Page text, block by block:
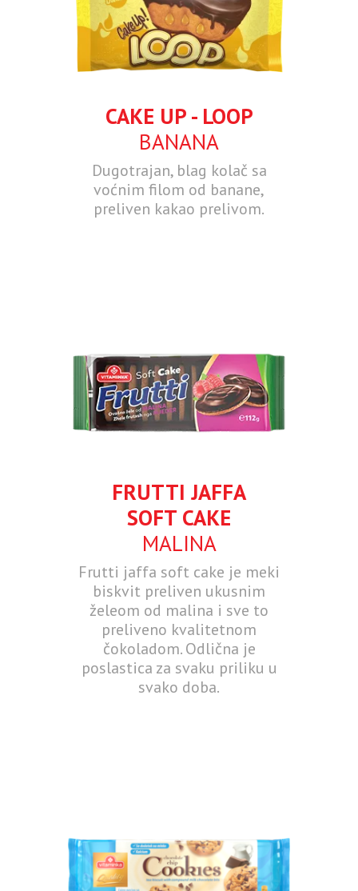
CAKE UP - LOOP
BANANA
Dugotrajan, blag kolač sa
voćnim filom od banane,
preliven kakao prelivom.
FRUTTI JAFFA
SOFT CAKE
MALINA
Frutti jaffa soft cake je meki
biskvit preliven ukusnim
želeom od malina i sve to
preliveno kvalitetnom
čokoladom. Odlična je
poslastica za svaku priliku u
svako doba.